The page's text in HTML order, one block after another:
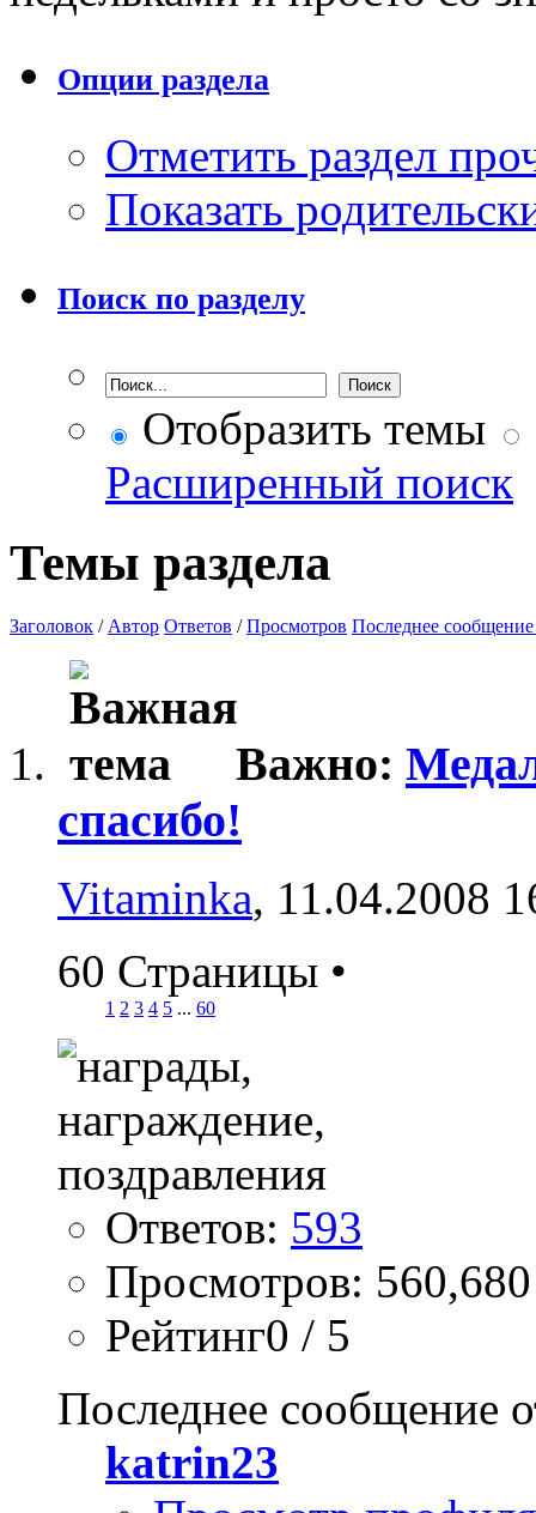
Опции раздела
Отметить раздел
Показать
Поиск по разделу
Отобразить темы
Расширенный поиск
Темы раздела
Заголовок / Автор Ответов /Просмотров Последнее сообщение
Важно:
спасибо!
Vitaminka, 11.04.2008
60 Страницы •
1 2 3 4 5 ... 60
Ответов: 593
Просмотров: 560,680
Рейтинг0 / 5
Последнее сообщение
katrin23